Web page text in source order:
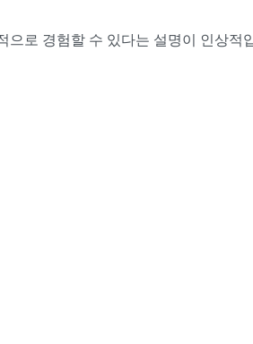
로 경험할 수 있다는 설명이 인상적